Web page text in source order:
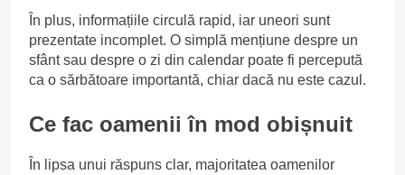
În plus, informațiile circulă rapid, iar uneori sunt
prezentate incomplet. O simplă mențiune despre un
sfânt sau despre o zi din calendar poate fi percepută
ca o sărbătoare importantă, chiar dacă nu este cazul.
Ce fac oamenii în mod obișnuit
În lipsa unui răspuns clar, majoritatea oamenilor